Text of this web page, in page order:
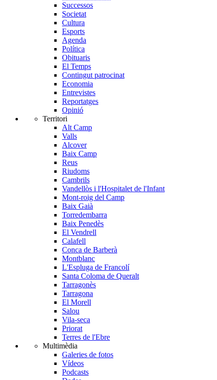
Successos
Societat
Cultura
Esports
Agenda
Política
Obituaris
El Temps
Contingut patrocinat
Economia
Entrevistes
Reportatges
Opinió
Territori
Alt Camp
Valls
Alcover
Baix Camp
Reus
Riudoms
Cambrils
Vandellòs i l'Hospitalet de l'Infant
Mont-roig del Camp
Baix Gaià
Torredembarra
Baix Penedès
El Vendrell
Calafell
Conca de Barberà
Montblanc
L'Espluga de Francolí
Santa Coloma de Queralt
Tarragonès
Tarragona
El Morell
Salou
Vila-seca
Priorat
Terres de l'Ebre
Multimèdia
Galeries de fotos
Vídeos
Podcasts